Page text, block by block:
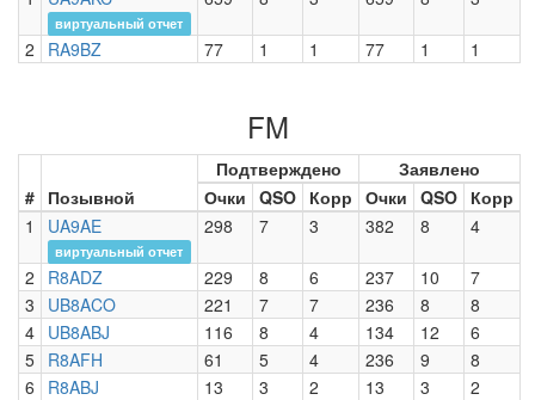
виртуальный отчет
2 RA9BZ 77 1 1 77 1 1
FM
# Позывной
Подтверждено
Заявлено
Очки QSO Корр Очки QSO Корр
1
UA9AE
виртуальный отчет
298 7 3 382 8 4
2 R8ADZ 229 8 6 237 10
7
3
UB8ACO 221 7 7 236 8
8
4 UB8ABJ 116 8 4 134 12
6
5 R8AFH 61 5 4 236 9
8
6
R8ABJ 13 3 2 13 3 2